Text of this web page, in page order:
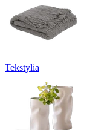
Tekstylia